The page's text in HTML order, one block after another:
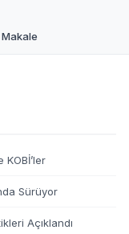
Makale
KOBİ’ler
Sürüyor
Açıklandı